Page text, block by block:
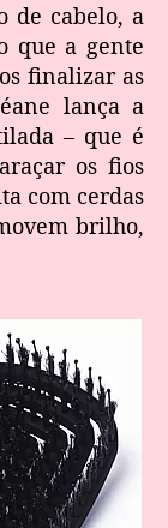
de cabelo, a
que a gente
finalizar as
lança a
– que é
os fios
com cerdas
brilho,